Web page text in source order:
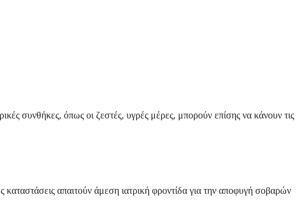
συνθήκες, όπως οι ζεστές, υγρές μέρες, μπορούν επίσης να κάνουν τις
απαιτούν άμεση ιατρική φροντίδα για την αποφυγή σοβαρών